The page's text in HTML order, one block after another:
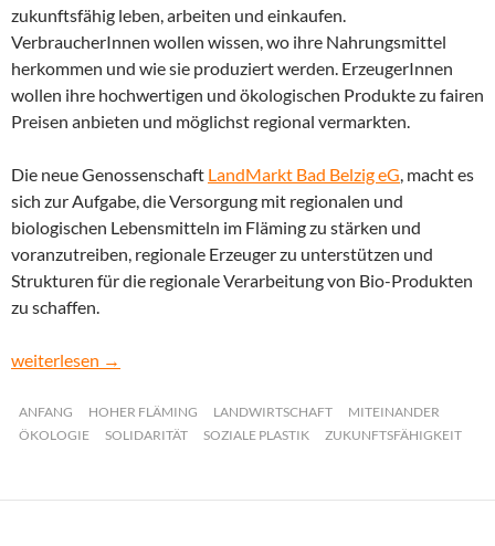
zukunftsfähig leben, arbeiten und einkaufen.
VerbraucherInnen wollen wissen, wo ihre Nahrungsmittel
herkommen und wie sie produziert werden. ErzeugerInnen
wollen ihre hochwertigen und ökologischen Produkte zu fairen
Preisen anbieten und möglichst regional vermarkten.
Die neue Genossenschaft LandMarkt Bad Belzig eG, macht es
sich zur Aufgabe, die Versorgung mit regionalen und
biologischen Lebensmitteln im Fläming zu stärken und
voranzutreiben, regionale Erzeuger zu unterstützen und
Strukturen für die regionale Verarbeitung von Bio-Produkten
zu schaffen.
Hoffnung und ein neuer Anfang – die LandMarkt eG
weiterlesen →
ANFANG HOHER FLÄMING LANDWIRTSCHAFT
MITEINANDER
ÖKOLOGIE
SOLIDARITÄT SOZIALE PLASTIK ZUKUNFTSFÄHIGKEIT